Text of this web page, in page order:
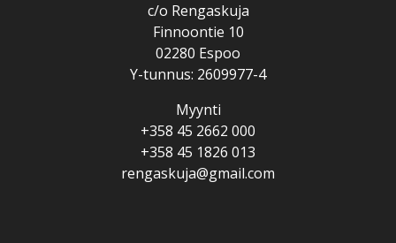
c/o Rengaskuja
Finnoontie 10
02280 Espoo
Y-tunnus: 2609977-4
Myynti
+358 45 2662 000
+358 45 1826 013
rengaskuja@gmail.com